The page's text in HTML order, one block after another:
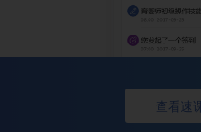
查看速